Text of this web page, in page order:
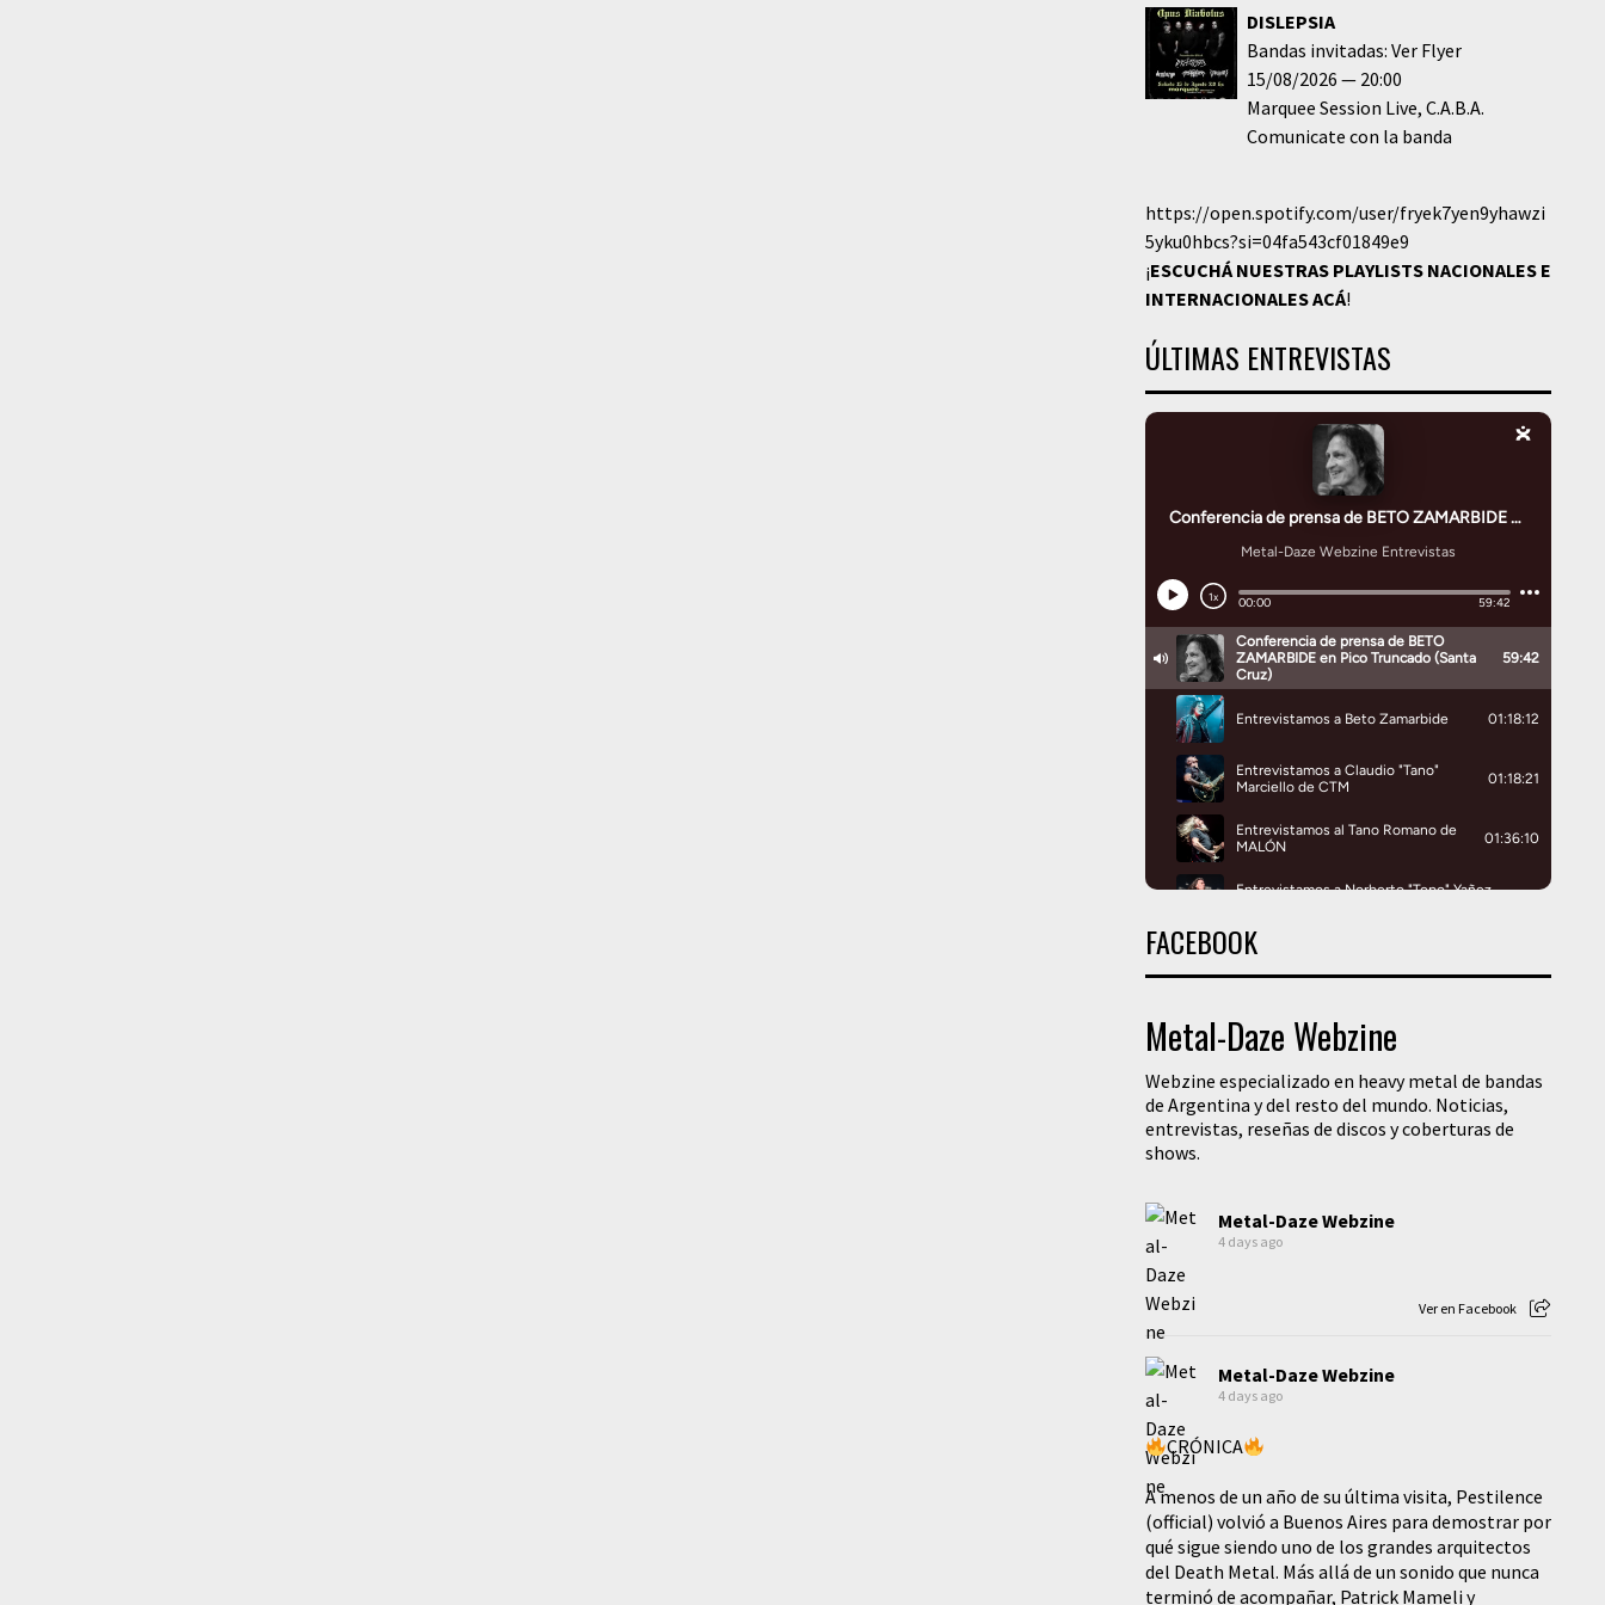
DISLEPSIA
Bandas invitadas: Ver Flyer
15/08/2026
20:00
Marquee Session Live C.A.B.A.
Comunicate con la banda
https://open.spotify.com/user/fryek7yen9yhawzi
5yku0hbcs?si=04fa543cf01849e9
¡ESCUCHÁ NUESTRAS PLAYLISTS NACIONALES E
INTERNACIONALESACÁ!
ÚLTIMAS ENTREVISTAS
FACEBOOK
Metal-Daze Webzine
Webzine especializado en heavy metal de bandas
de Argentina y del resto del mundo. Noticias,
entrevistas, reseñas de discos y coberturas de
shows.
Metal-Daze Webzine
4 days ago
Ver en Facebook
Metal-Daze Webzine
4 days ago
CRÓNICA
A menos de un año de su última visita, Pestilence
(official) volvió a Buenos Aires para demostrar por
qué sigue siendo uno de los grandes arquitectos
del Death Metal. Más allá de un sonido que nunca
terminó de acompañar, Patrick Mameli y